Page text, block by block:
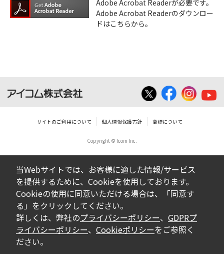
Adobe Acrobat Readerが必要です。
Adobe Acrobat Readerのダウンロー
ドはこちらから。
サイトのご利用について 個人情報保護方針 商標について
Copyright © Icom Inc.
当Webサイトでは、お客様に適した情報/サービス
を提供するために、Cookieを使用しております。
Cookieの使用に同意いただける場合は、「同意す
る」をクリックしてください。
詳しくは、弊社のプライバシーポリシー、 GDPRプ
ライバシーポリシー、 Cookieポリシーをご参照く
ださい。